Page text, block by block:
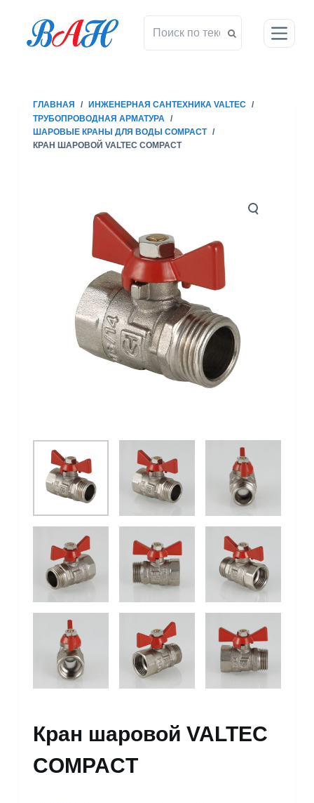
ГЛАВНАЯ / ИНЖЕНЕРНАЯ САНТЕХНИКА VALTEC /
ТРУБОПРОВОДНАЯ АРМАТУРА
/
ШАРОВЫЕ КРАНЫ ДЛЯ ВОДЫ COMPACT /
КРАН ШАРОВОЙ VALTEC COMPACT
Кран шаровой VALTEC
COMPACT